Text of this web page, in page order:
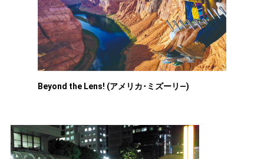
Beyond the Lens! (アメリカ･ミズーリ―)